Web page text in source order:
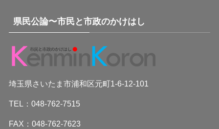
県民公論〜市民と市政のかけはし
埼玉県さいたま市浦和区元町1-6-12-101
TEL：048-762-7515
FAX：048-762-7623